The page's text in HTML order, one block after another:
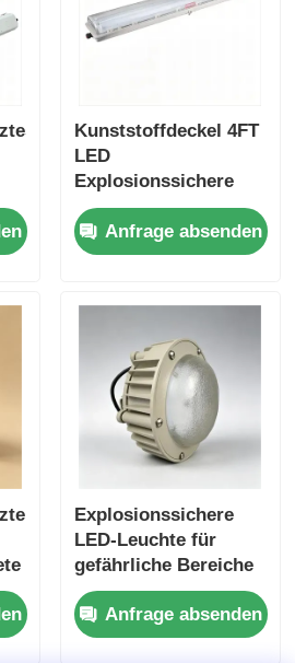
Kunststoffdeckel 4FT
LED
Explosionssichere
Anfrage absenden
Explosionssichere
LED-Leuchte für
gefährliche Bereiche
mit IP66-Schutz und
100-277VAC
Breitspannungseingang
Anfrage absenden